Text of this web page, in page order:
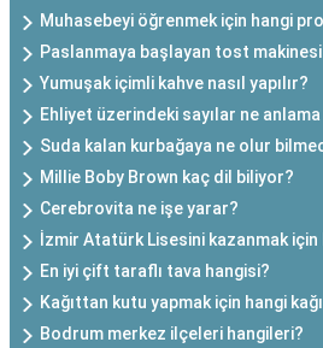
Muhasebeyi öğrenmek için hangi
Paslanmaya başlayan tost
Yumuşak içimli kahve nasıl yapılır?
Ehliyet üzerindeki sayılar ne
Suda kalan kurbağaya ne olur
Millie Boby Brown kaç dil biliyor?
Cerebrovita ne işe yarar?
İzmir Atatürk Lisesini kazanmak
En iyi çift taraflı tava hangisi?
Kağıttan kutu yapmak için hangi
Bodrum merkez ilçeleri hangileri?